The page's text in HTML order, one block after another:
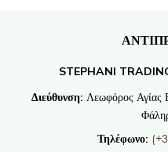
STEPHANI
Διεύθυνση: Λεωφόρος
Τηλέφωνο: